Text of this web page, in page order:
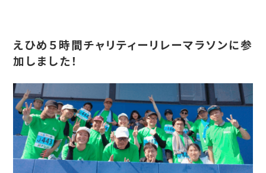
えひめ５時間チャリティーリレーマラソンに参
加しました！